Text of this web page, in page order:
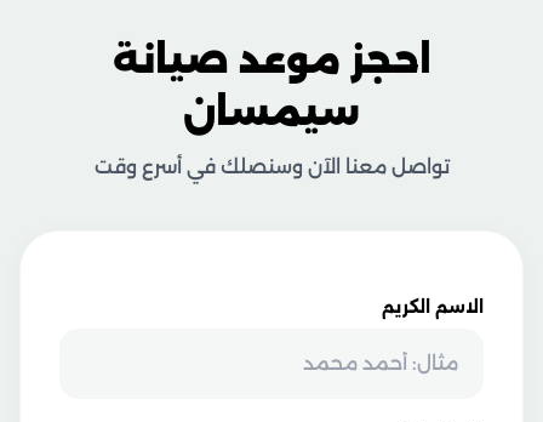
احجز موعد صيانة
سيمسان
تواصل معنا الآن وسنصلك في أسرع وقت
الاسم الكريم